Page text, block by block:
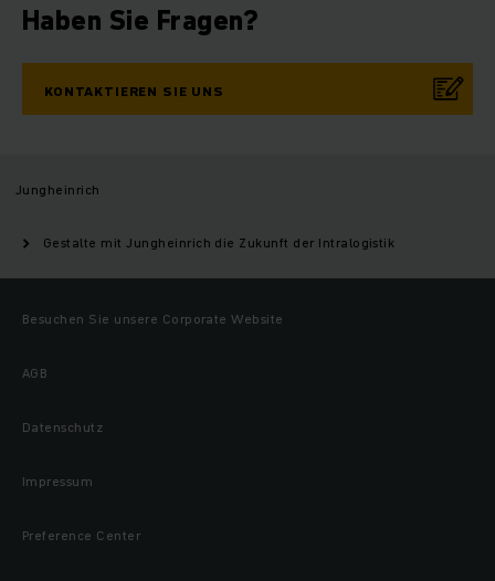
Haben Sie Fragen?
KONTAKTIEREN SIE UNS
Jungheinrich
Gestalte mit Jungheinrich die Zukunft der Intralogistik
Besuchen Sie unsere Corporate Website
AGB
Datenschutz
Impressum
Preference Center